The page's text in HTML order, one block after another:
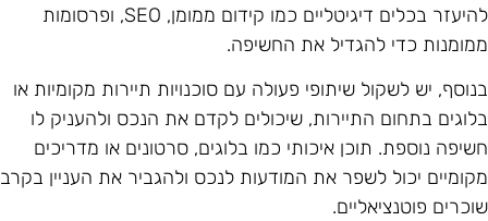
להיעזר בכלים דיגיטליים כמו קידום ממומן, SEO, ופרסומות
כדי להגדיל את החשיפה.
יש לשקול שיתופי פעולה עם סוכנויות תיירות מקומיות או
בתחום התיירות, שיכולים לקדם את הנכס ולהעניק לו
נוספת. תוכן איכותי כמו בלוגים, סרטונים או מדריכים
יכול לשפר את המודעות לנכס ולהגביר את העניין בקרב
פוטנציאליים.